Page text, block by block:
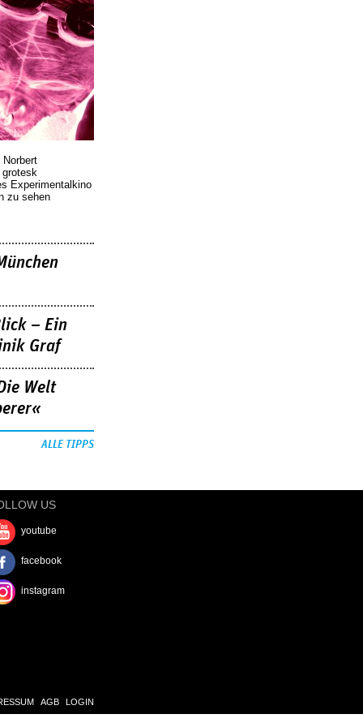
Experimentalkino
zu sehen
– Ein
Graf
Welt
ALLE TIPPS
US
youtube
facebook
instagram
AGB LOGIN